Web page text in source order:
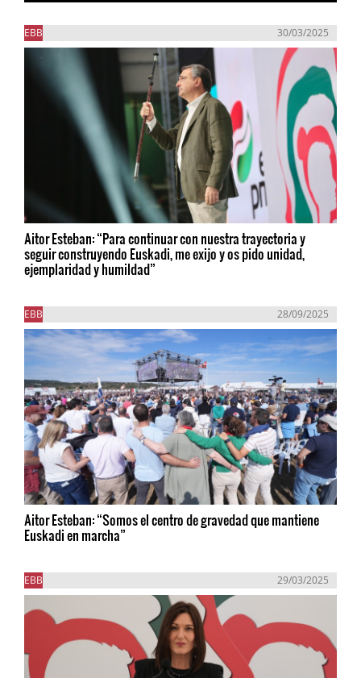
EBB 30/03/2025
Aitor Esteban: “Para continuar con nuestra trayectoria y
seguir construyendo Euskadi, me exijo y os pido unidad,
ejemplaridad y humildad”
EBB 28/09/2025
Aitor Esteban: “Somos el centro de gravedad que mantiene
Euskadi en marcha”
EBB 29/03/2025